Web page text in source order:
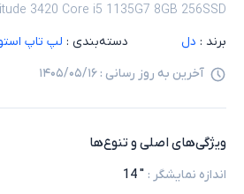
3420 Core i5 1135G7 8GB 256SSD
برند : دل دسته‌بندی : لپ تاپ
آخرین به روز رسانی : ۱۴۰۵/۰۵/۱۶
ویژگی‌های اصلی و تنوع‌ها
اندازه نمایشگر :
" 14